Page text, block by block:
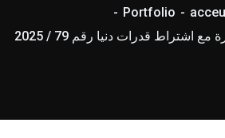
Portfolio
اشتراط قدرات دنيا رقم 79 / 2025